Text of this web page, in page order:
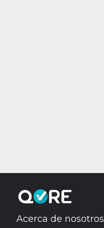
Acerca de nosotros